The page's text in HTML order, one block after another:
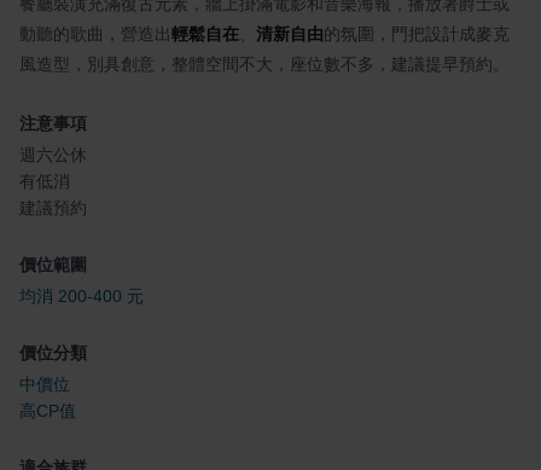
動聽的歌曲，營造出輕鬆自在 清新自由的氛圍，門把設計成麥克
風造型，別具創意，整體空間不大，座位數不多，建議提早預約。
注意事項
週六公休
有低消
建議預約
價位範圍
均消 200-400 元
價位分類
中價位
高CP值